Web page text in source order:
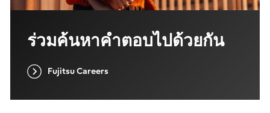
ร่วมค้นหาคำตอบไปด้วยกัน
Fujitsu Careers